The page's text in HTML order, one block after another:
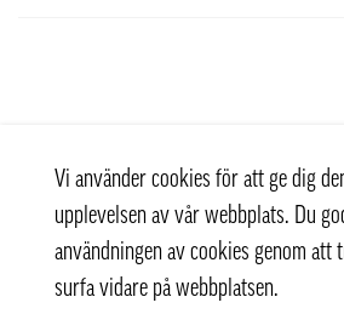
Vi använder cookies för att ge dig
upplevelsen av vår webbplats. Du
användningen av cookies genom att
surfa vidare på webbplatsen.